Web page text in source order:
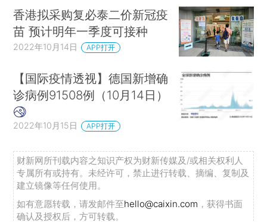
香港拟采购复必泰二价新冠疫
苗 预计明年一季度可接种
2022年10月14日 APP打开
【国际疫情透视】德国新增确
诊病例91508例（10月14日）
2022年10月15日 APP打开
财新网所刊载内容之知识产权为财新传媒及/或相关权利人
专属所有或持有。未经许可，禁止进行转载、摘编、复制及
建立镜像等任何使用。
如有意愿转载，请发邮件至hello@caixin.com ，获得书面
确认及授权后，方可转载。